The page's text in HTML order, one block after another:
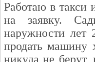
Работаю в такси
на заявку.
наружности лет
продать машину
никуда не